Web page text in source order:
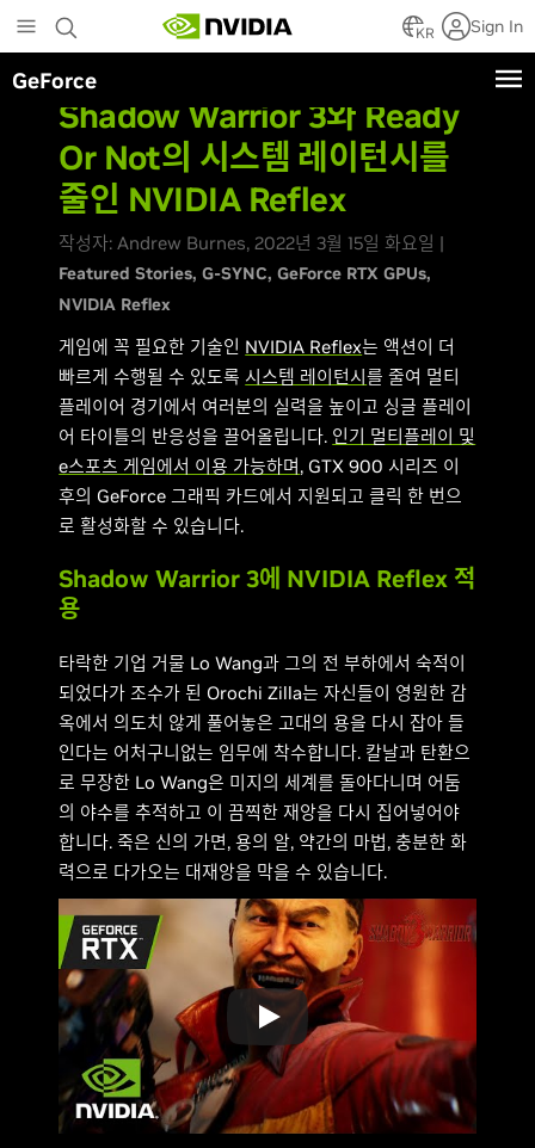
to
main
content
KR Sign In
GeForce
Shadow Warrior 3와 Ready
Or Not의 시스템 레이턴시를
줄인 NVIDIA Reflex
작성자: Andrew Burnes, 2022년 3월 15일 화요일 |
Featured Stories G-SYNC GeForce RTX GPUs
NVIDIA Reflex
게임에 꼭 필요한 기술인 NVIDIA Reflex는 액션이 더
빠르게 수행될 수 있도록 시스템 레이턴시를 줄여 멀티
플레이어 경기에서 여러분의 실력을 높이고 싱글 플레이
어 타이틀의 반응성을 끌어올립니다. 인기 멀티플레이 및
e스포츠 게임에서 이용 가능하며, GTX 900 시리즈 이
후의 GeForce 그래픽 카드에서 지원되고 클릭 한 번으
로 활성화할 수 있습니다.
Shadow Warrior 3에 NVIDIA Reflex 적
용
타락한 기업 거물 Lo Wang과 그의 전 부하에서 숙적이
되었다가 조수가 된 Orochi Zilla는 자신들이 영원한 감
옥에서 의도치 않게 풀어놓은 고대의 용을 다시 잡아 들
인다는 어처구니없는 임무에 착수합니다. 칼날과 탄환으
로 무장한 Lo Wang은 미지의 세계를 돌아다니며 어둠
의 야수를 추적하고 이 끔찍한 재앙을 다시 집어넣어야
합니다. 죽은 신의 가면, 용의 알, 약간의 마법, 충분한 화
력으로 다가오는 대재앙을 막을 수 있습니다.